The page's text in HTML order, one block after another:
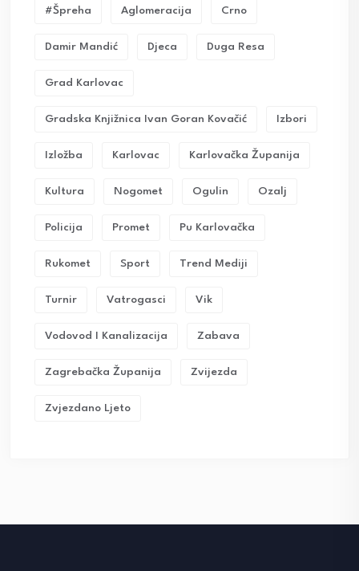
#Špreha Aglomeracija Crno
Damir Mandić Djeca Duga Resa
Grad Karlovac
Gradska Knjižnica Ivan Goran Kovačić Izbori
Izložba Karlovac Karlovačka Županija
Kultura Nogomet Ogulin Ozalj
Policija Promet Pu Karlovačka
Rukomet Sport Trend Mediji
Turnir Vatrogasci Vik
Vodovod I Kanalizacija Zabava
Zagrebačka Županija Zvijezda
Zvjezdano Ljeto